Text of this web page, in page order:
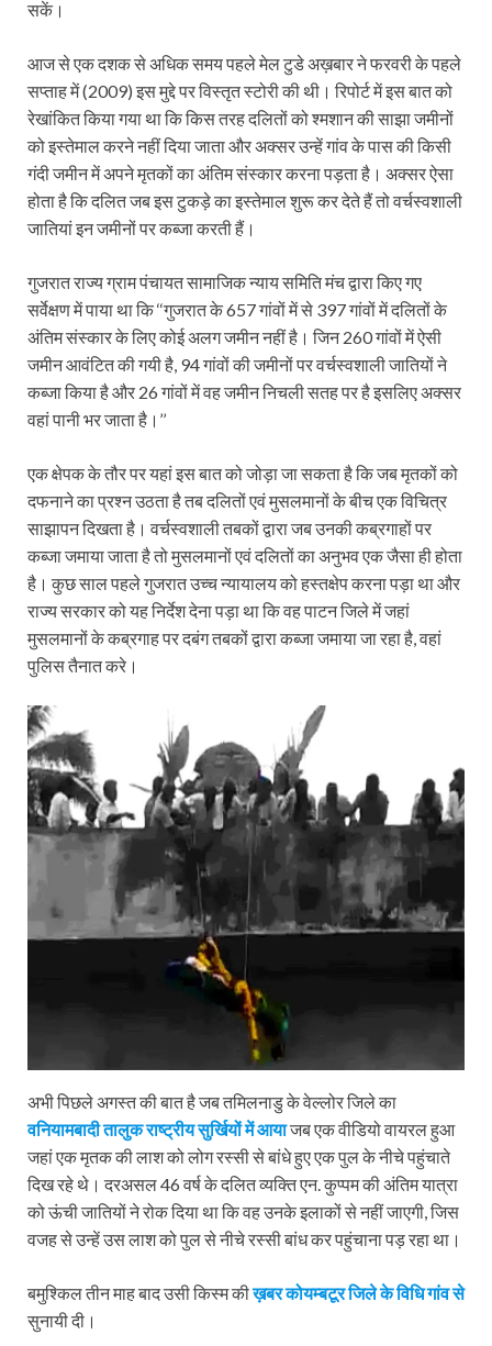
सकें।
आज से एक दशक से अधिक समय पहले मेल टुडे अख़बार ने फरवरी के पहले
सप्ताह में (2009) इस मुद्दे पर विस्‍तृत स्टोरी की थी। रिपोर्ट में इस बात को
रेखांकित किया गया था कि किस तरह दलितों को श्‍मशान की साझा जमीनों
को इस्तेमाल करने नहीं दिया जाता और अक्सर उन्हें गांव के पास की किसी
गंदी जमीन में अपने मृतकों का अंतिम संस्कार करना पड़ता है। अक्सर ऐसा
होता है कि दलित जब इस टुकड़े का इस्तेमाल शुरू कर देते हैं तो वर्चस्वशाली
जातियां इन जमीनों पर कब्जा करती हैं।
गुजरात राज्य ग्राम पंचायत सामाजिक न्याय समिति मंच द्वारा किए गए
सर्वेक्षण में पाया था कि ‘‘गुजरात के 657 गांवों में से 397 गांवों में दलितों के
अंतिम संस्कार के लिए कोई अलग जमीन नहीं है। जिन 260 गांवों में ऐसी
जमीन आवंटित की गयी है, 94 गांवों की जमीनों पर वर्चस्वशाली जातियों ने
कब्जा किया है और 26 गांवों में वह जमीन नि‍चली सतह पर है इसलिए अक्सर
वहां पानी भर जाता है।’’
एक क्षेपक के तौर पर यहां इस बात को जोड़ा जा सकता है कि जब मृतकों को
दफनाने का प्रश्न उठता है तब दलितों एवं मुसलमानों के बीच एक विचित्र
साझापन दिखता है। वर्चस्वशाली तबकों द्वारा जब उनकी कब्रगाहों पर
कब्जा जमाया जाता है तो मुसलमानों एवं दलितों का अनुभव एक जैसा ही होता
है। कुछ साल पहले गुजरात उच्च न्यायालय को हस्तक्षेप करना पड़ा था और
राज्य सरकार को यह निर्देश देना पड़ा था कि वह पाटन जिले में जहां
मुसलमानों के कब्रगाह पर दबंग तबकों द्वारा कब्जा जमाया जा रहा है, वहां
पुलिस तैनात करे।
अभी पिछले अगस्त की बात है जब तमिलनाडु के वेल्लोर जिले का
वनियामबादी तालुक राष्ट्रीय सुर्खियों में आयाजब एक वीडियो वायरल हुआ
जहां एक मृतक की लाश को लोग रस्सी से बांधे हुए एक पुल के नीचे पहुंचाते
दिख रहे थे। दरअसल 46 वर्ष के दलित व्यक्ति एन. कुप्पम की अंतिम यात्रा
को ऊंची जातियों ने रोक दिया था कि वह उनके इलाकों से नहीं जाएगी, जिस
वजह से उन्हें उस लाश को पुल से नीचे रस्सी बांध कर पहुंचाना पड़ रहा था।
बमुश्किल तीन माह बाद उसी किस्म कीख़बर कोयम्‍बटूर जिले के विधि गांव से
सुनायी दी।